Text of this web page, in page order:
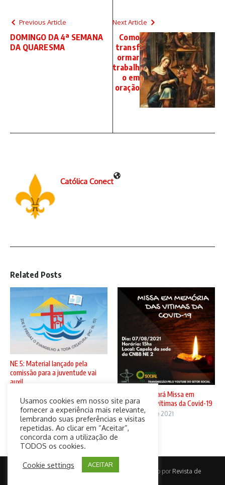
Previous Article
DOMINGO DA 4ª SEMANA
DA QUARESMA
Next Article
Como
transf
ormar
trabalh
o em
oração
Católica Conect
Related Posts
NE 5: Material lançado pela
comissão para a juventude vai
auxil ...
CNBB N2 sediará Missa em
memória das vítimas da Covid-19
4 de agosto de 2021
Copyright © 2026 CatolicaConect | Desenvolvido por Revista de
Usamos cookies em nosso site para
fornecer a experiência mais relevante,
lembrando suas preferências e visitas
repetidas. Ao clicar em “Aceitar”,
concorda com a utilização de
TODOS os cookies.
Cookie settings ACEITAR